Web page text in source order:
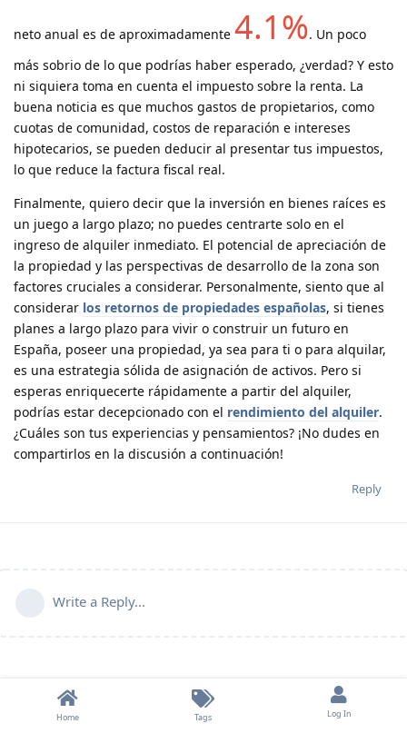
neto anual es de aproximadamente 4.1%. Un poco
más sobrio de lo que podrías haber esperado, ¿verdad? Y esto
ni siquiera toma en cuenta el impuesto sobre la renta. La
buena noticia es que muchos gastos de propietarios, como
cuotas de comunidad, costos de reparación e intereses
hipotecarios, se pueden deducir al presentar tus impuestos,
lo que reduce la factura fiscal real.
Finalmente, quiero decir que la inversión en bienes raíces es
un juego a largo plazo; no puedes centrarte solo en el
ingreso de alquiler inmediato. El potencial de apreciación de
la propiedad y las perspectivas de desarrollo de la zona son
factores cruciales a considerar. Personalmente, siento que al
considerar los retornos de propiedades españolas, si tienes
planes a largo plazo para vivir o construir un futuro en
España, poseer una propiedad, ya sea para ti o para alquilar,
es una estrategia sólida de asignación de activos. Pero si
esperas enriquecerte rápidamente a partir del alquiler,
podrías estar decepcionado con el rendimiento del alquiler.
¿Cuáles son tus experiencias y pensamientos? ¡No dudes en
compartirlos en la discusión a continuación!
Reply
Write a Reply...
Home Tags Log In